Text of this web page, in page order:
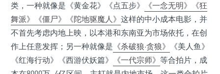
类，一种就像是《黄金花》《点五步》
《一念无明》
《狂
舞派》
《僵尸》 《陀地驱魔人》 这样的中小成本电影，并
不首先考虑内地上映，以本港和东南亚为市场依托，在创
作上任意发挥；另一种就像是 《杀破狼·贪狼》
《美人鱼》
《红海行动》《西游伏妖篇》
《一代宗师》 等合拍片，成